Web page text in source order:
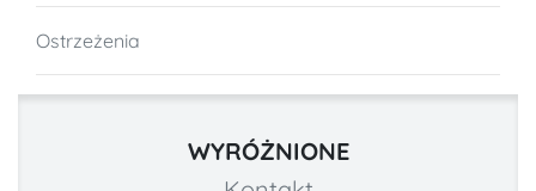
Ostrzeżenia
WYRÓŻNIONE